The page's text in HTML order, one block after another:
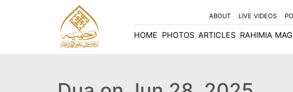
ABOUT LIVE VIDEOS
HOME PHOTOS ARTICLES RAHIMIA